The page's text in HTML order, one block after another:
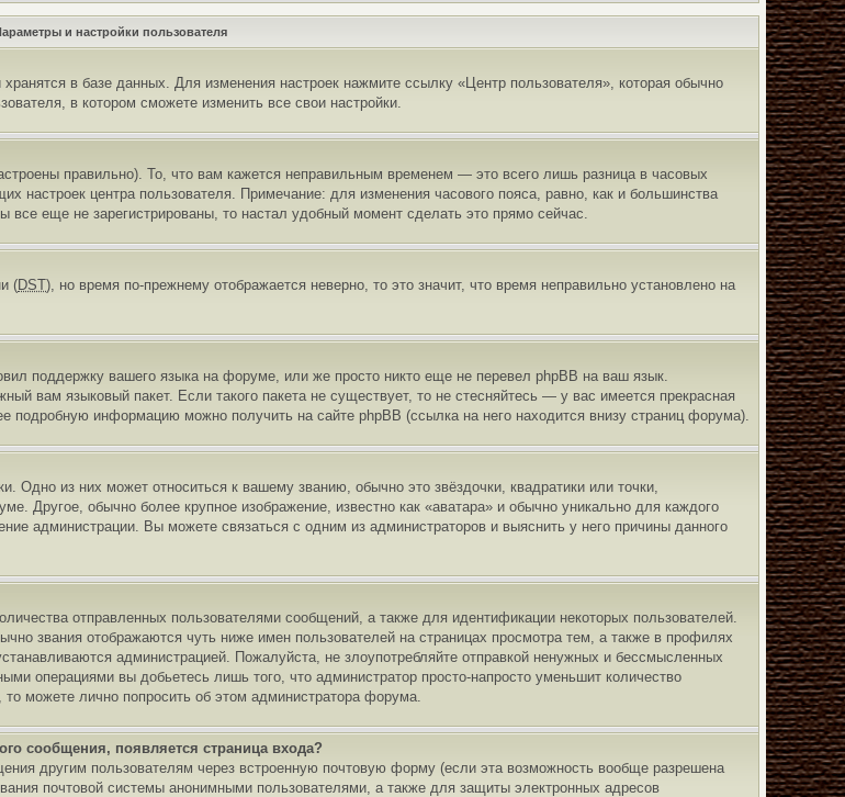
и настройки пользователя
в базе данных. Для изменения настроек нажмите ссылку «Центр пользователя», которая обычно
в котором сможете изменить все свои настройки.
правильно). То, что вам кажется неправильным временем — это всего лишь разница в часовых
настроек центра пользователя. Примечание: для изменения часового пояса, равно, как и большинства
еще не зарегистрированы, то настал удобный момент сделать это прямо сейчас.
(DST), но время по-прежнему отображается неверно, то это значит, что время неправильно установлено на
поддержку вашего языка на форуме, или же просто никто еще не перевел phpBB на ваш язык.
вам языковый пакет. Если такого пакета не существует, то не стесняйтесь — у вас имеется прекрасная
подробную информацию можно получить на сайте phpBB (ссылка на него находится внизу страниц форума).
Одно из них может относиться к вашему званию, обычно это звёздочки, квадратики или точки,
Другое, обычно более крупное изображение, известно как «аватара» и обычно уникально для каждого
администрации. Вы можете связаться с одним из администраторов и выяснить у него причины данного
отправленных пользователями сообщений, а также для идентификации некоторых пользователей.
звания отображаются чуть ниже имен пользователей на страницах просмотра тем, а также в профилях
администрацией. Пожалуйста, не злоупотребляйте отправкой ненужных и бессмысленных
операциями вы добьетесь лишь того, что администратор просто-напросто уменьшит количество
можете лично попросить об этом администратора форума.
сообщения, появляется страница входа?
другим пользователям через встроенную почтовую форму (если эта возможность вообще разрешена
почтовой системы анонимными пользователями, а также для защиты электронных адресов